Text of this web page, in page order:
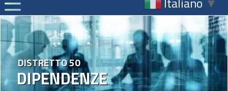
DIPENDENZE
DISTRETTO 50